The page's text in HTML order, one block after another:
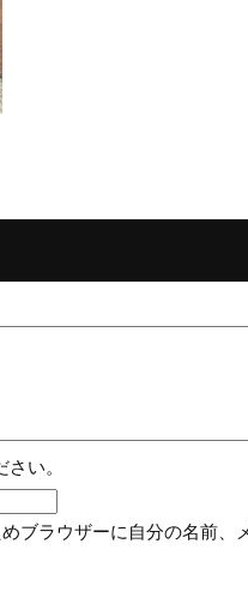
い。
ブラウザーに自分の名前、